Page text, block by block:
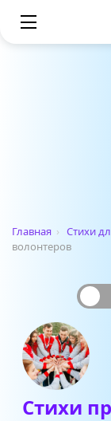
Главная › Стихи
волонтеров
Стихи